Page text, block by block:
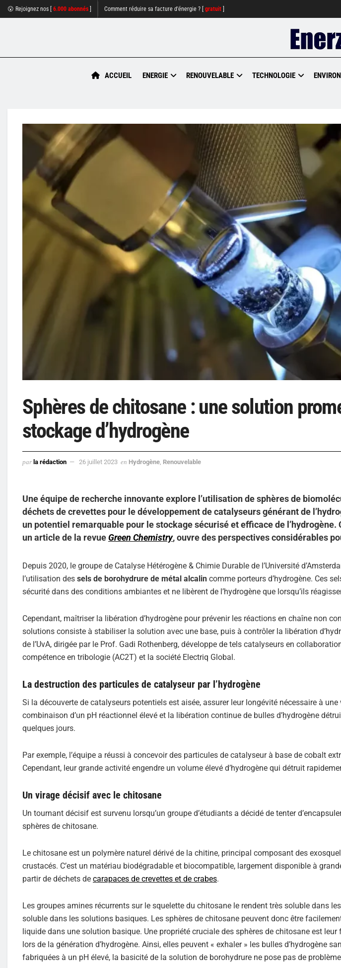
😮 Rejoignez nos [ 6.000 abonnés Comment réduire sa facture d'énergie ? [ gratuit
ACCUEIL ENERGIE RENOUVELABLE TECHNOLOGIE
Sphères de chitosane : une solution
stockage d’hydrogène
par la rédaction 26 juillet 2023 en Hydrogène Renouvelable
Une équipe de recherche innovante explore l’utilisation de sphères de
déchets de crevettes pour le développement de catalyseurs générant de
un potentiel remarquable pour le stockage sécurisé et efficace de
un article de la revue Green Chemistry, ouvre des perspectives considérables
Depuis 2020, le groupe de Catalyse Hétérogène & Chimie Durable de l’Université
l’utilisation des sels de borohydrure de métal alcalin comme porteurs d’hydrogène. Ces
sécurité dans des conditions ambiantes et ne libèrent de l’hydrogène que lorsqu’ils
Cependant, maîtriser la libération d’hydrogène pour prévenir les réactions en chaîne non
solutions consiste à stabiliser la solution avec une base, puis à contrôler la libération
de l’UvA, dirigée par le Prof. Gadi Rothenberg, développe de tels catalyseurs en
compétence en tribologie (AC2T) et la société Electriq Global.
La destruction des particules de catalyseur par l’hydrogène
Si la découverte de catalyseurs potentiels est aisée, assurer leur longévité nécessaire à
combinaison d’un pH réactionnel élevé et la libération continue de bulles d’hydrogène
quelques jours.
Par exemple, l’équipe a réussi à concevoir des particules de catalyseur à base de cobalt
Cependant, leur grande activité engendre un volume élevé d’hydrogène qui détruit
Un virage décisif avec le chitosane
Un tournant décisif est survenu lorsqu’un groupe d’étudiants a décidé de tenter
sphères de chitosane.
Le chitosane est un polymère naturel dérivé de la chitine, principal composant des
crustacés. C’est un matériau biodégradable et biocompatible, largement disponible à
partir de déchets de carapaces de crevettes et de crabes.
Les groupes amines récurrents sur le squelette du chitosane le rendent très soluble dans
soluble dans les solutions basiques. Les sphères de chitosane peuvent donc être
liquide dans une solution basique. Une propriété cruciale des sphères de chitosane est
lors de la génération d’hydrogène. Ainsi, elles peuvent « exhaler » les bulles d’hydrogène
fabriquées à un pH élevé, la basicité de la solution de borohydrure ne pose pas de